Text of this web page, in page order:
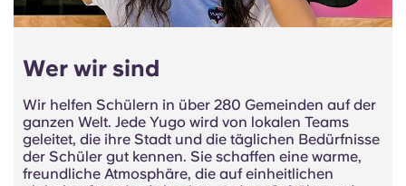
Wer wir sind
Wir helfen Schülern in über 280 Gemeinden auf der
ganzen Welt. Jede Yugo wird von lokalen Teams
geleitet, die ihre Stadt und die täglichen Bedürfnisse
der Schüler gut kennen. Sie schaffen eine warme,
freundliche Atmosphäre, die auf einheitlichen